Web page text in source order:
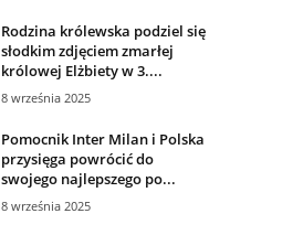
Rodzina królewska podziel się
słodkim zdjęciem zmarłej
królowej Elżbiety w 3....
8 września 2025
Pomocnik Inter Milan i Polska
przysięga powrócić do
swojego najlepszego po...
8 września 2025